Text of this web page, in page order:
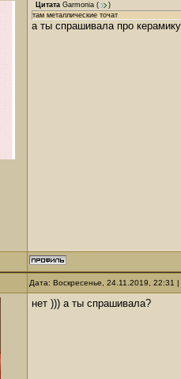
Цитата Garmonia (
)
там металлические точат
а ты спрашивала про
Дата: Воскресенье, 24.11.2019,
нет ))) а ты спрашивала?